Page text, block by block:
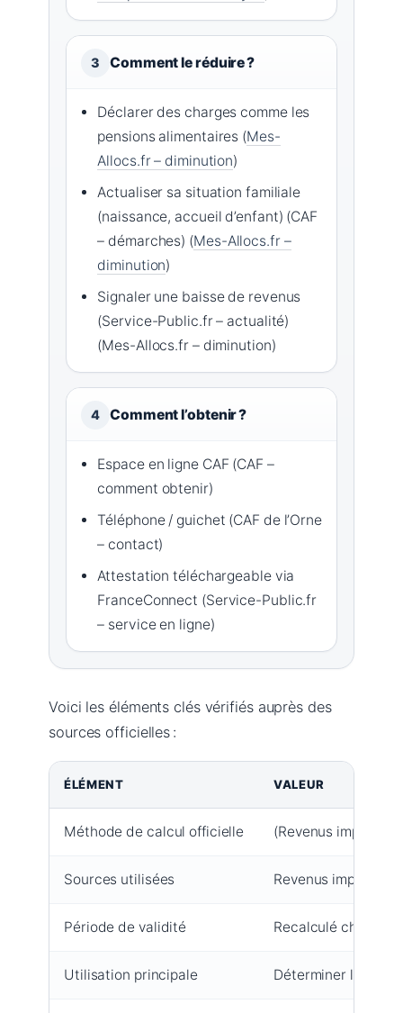
3 Comment le réduire ?
Déclarer des charges comme les
pensions alimentaires (Mes-
Allocs.fr – diminution)
Actualiser sa situation familiale
(naissance, accueil d’enfant) (CAF
– démarches) (Mes-Allocs.fr –
diminution)
Signaler une baisse de revenus
(Service-Public.fr – actualité)
(Mes-Allocs.fr – diminution)
4 Comment l’obtenir ?
Espace en ligne CAF (CAF –
comment obtenir)
Téléphone / guichet (CAF de l’Orne
– contact)
Attestation téléchargeable via
FranceConnect (Service-Public.fr
– service en ligne)
Voici les éléments clés vérifiés auprès des
sources officielles :
ÉLÉMENT VALEUR
Méthode de calcul officielle (Revenus
Sources utilisées Revenus
Période de validité Recalculé chaque
Utilisation principale Déterminer le